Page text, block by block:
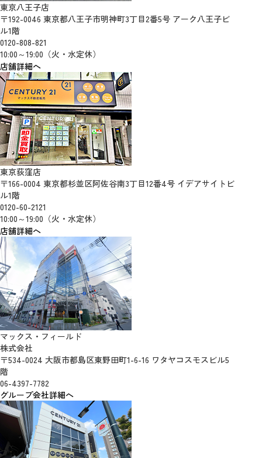
東京八王子店
〒192-0046 東京都八王子市明神町3丁目2番5号 アーク八王子ビ
ル1階
0120-808-821
10:00～19:00（火・水定休）
店舗詳細へ
東京荻窪店
〒166-0004 東京都杉並区阿佐谷南3丁目12番4号 イデアサイトビ
ル1階
0120-60-2121
10:00～19:00（火・水定休）
店舗詳細へ
マックス・フィールド
株式会社
〒534-0024 大阪市都島区東野田町1-6-16 ワタヤコスモスビル5
階
06-4397-7782
グループ会社詳細へ